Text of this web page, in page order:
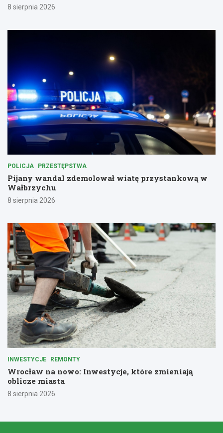
8 sierpnia 2026
POLICJA PRZESTĘPSTWA
Pijany wandal zdemolował wiatę przystankową w
Wałbrzychu
8 sierpnia 2026
INWESTYCJE REMONTY
Wrocław na nowo: Inwestycje, które zmieniają
oblicze miasta
8 sierpnia 2026